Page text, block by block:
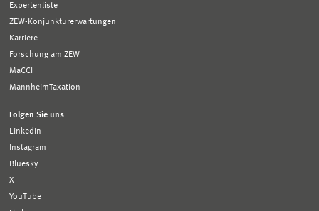
Expertenliste
ZEW-Konjunkturerwartungen
Karriere
Forschung am ZEW
MaCCI
MannheimTaxation
Folgen Sie uns
LinkedIn
Instagram
Bluesky
X
YouTube